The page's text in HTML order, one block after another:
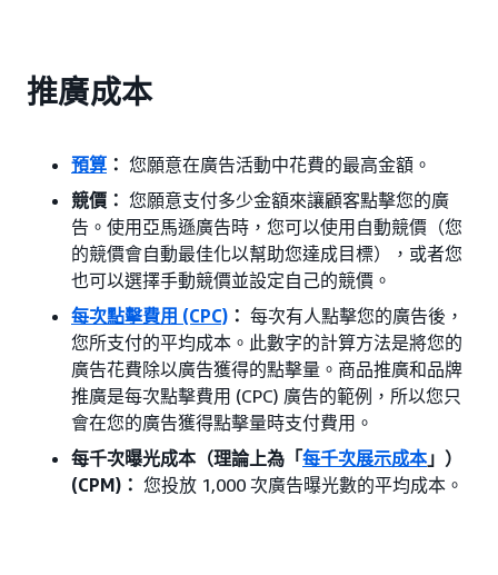
推廣成本
預算 ： 您願意在廣告活動中花費的最高金額。
競價： 您願意支付多少金額來讓顧客點擊您的廣
告。使用亞馬遜廣告時，您可以使用自動競價（您
的競價會自動最佳化以幫助您達成目標），或者您
也可以選擇手動競價並設定自己的競價。
每次點擊費用 (CPC) ： 每次有人點擊您的廣告後，
您所支付的平均成本。此數字的計算方法是將您的
廣告花費除以廣告獲得的點擊量。商品推廣和品牌
推廣是每次點擊費用 (CPC) 廣告的範例，所以您只
會在您的廣告獲得點擊量時支付費用。
每千次曝光成本（理論上為「每千次展示成本」）
(CPM)： 您投放 1,000 次廣告曝光數的平均成本。